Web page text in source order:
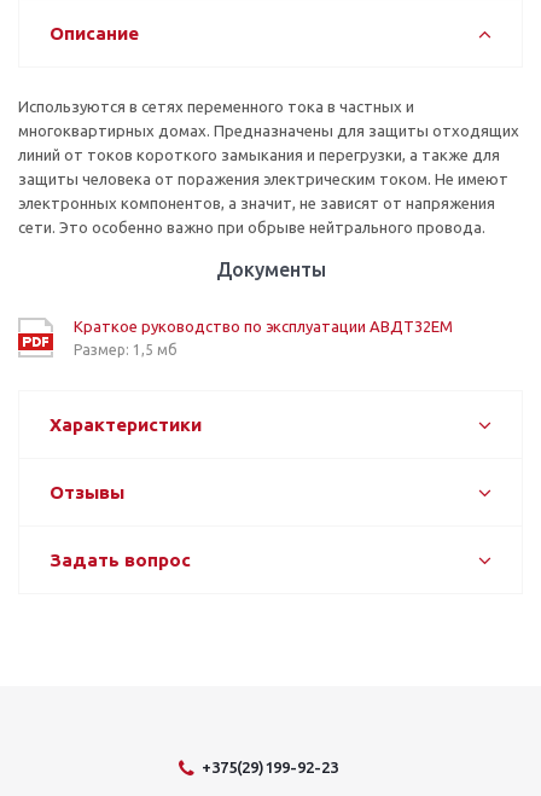
Описание
Используются в сетях переменного тока в частных и
многоквартирных домах. Предназначены для защиты отходящих
линий от токов короткого замыкания и перегрузки, а также для
защиты человека от поражения электрическим током. Не имеют
электронных компонентов, а значит, не зависят от напряжения
сети. Это особенно важно при обрыве нейтрального провода.
Документы
Краткое руководство по эксплуатации АВДТ32ЕМ
Размер: 1,5 мб
Характеристики
Отзывы
Задать вопрос
+375(29)199-92-23